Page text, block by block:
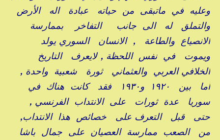
وعليه في ماتبقى من حياته عبادة اله الأرض
والتملق له الى جانب التفاخر بممارسة
الانصياع والطاعة , الانسان السوري يولد
ويموت في نفس اللحظة , لايعرف التاريخ
الخلافي العربي والعثماني ثورة شعبية واحدة ,
أما بين ١٩٢٠ و١٩٣٠ فقد كانت هناك في
سوريا عدة ثورات على الانتداب الفرنسي ,
حتى قبل التعرف على خصائص هذا الانتداب,
من الصعب ممارسة العصيان على جمال باشا